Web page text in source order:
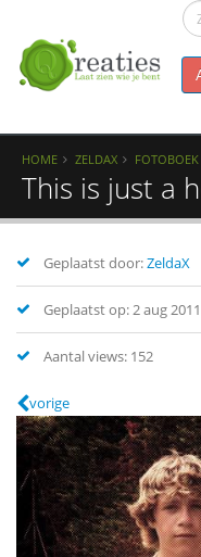
HOME ZELDAX FOTOBOEK
This is just a
Geplaatst door:ZeldaX
Geplaatst op: 2 aug
Aantal views: 152
vorige